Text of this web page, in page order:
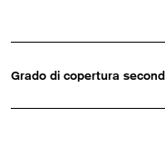
Grado di copertura